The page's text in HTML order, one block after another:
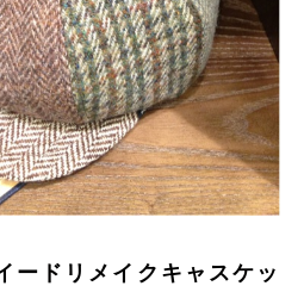
ードリメイクキャスケッ